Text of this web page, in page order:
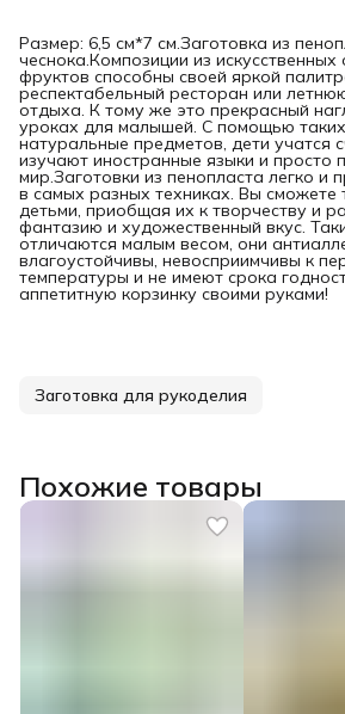
Размер: 6,5 см*7 см.Заготовка из
чеснока.Композиции из
фруктов способны своей яркой
респектабельный ресторан или
отдыха. К тому же это прекрасный
уроках для малышей. С помощью
натуральные предметов, дети учатся
изучают иностранные языки и просто
мир.Заготовки из пенопласта легко и
в самых разных техниках. Вы сможете
детьми, приобщая их к творчеству и
фантазию и художественный вкус.
отличаются малым весом, они
влагоустойчивы, невосприимчивы к
температуры и не имеют срока
аппетитную корзинку своими руками!
Заготовка для рукоделия
Похожие товары